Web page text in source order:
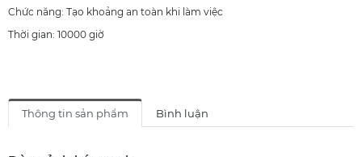
Chức năng: Tạo khoảng an toàn khi làm việc
Thời gian: 10000 giờ
Thông tin sản phẩm Bình luận